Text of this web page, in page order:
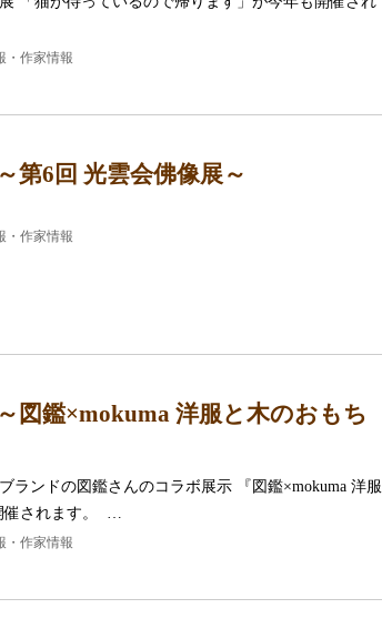
・作家情報
6回 光雲会佛像展～
・作家情報
鑑×mokuma 洋服と木のおもち
ランドの図鑑さんのコラボ展示 『図鑑×mokuma 洋服
催されます。 …
・作家情報